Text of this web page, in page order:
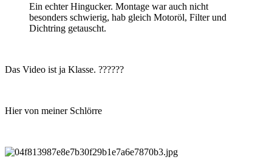
Ein echter Hingucker. Montage war auch nicht
besonders schwierig, hab gleich Motoröl, Filter und
Dichtring getauscht.
Das Video ist ja Klasse. ??????
Hier von meiner Schlörre